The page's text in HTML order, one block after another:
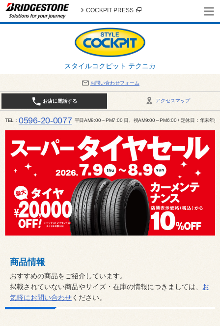
スタイルコクピット テクニカ
COCKPIT PRESS
お問い合わせフォーム
アクセスマップ
お店に電話する
TEL 0596-20-0077 平日AM9:00～PM7:00 日、祝AM9:00～PM6:00 / 定休日：年末年
商品情報
おすすめの商品をご紹介しています。
掲載されていない商品やサイズ・在庫の情報につきましては、 お
気軽にお問い合わせください。